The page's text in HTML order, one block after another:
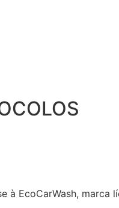
à EcoCarWash,